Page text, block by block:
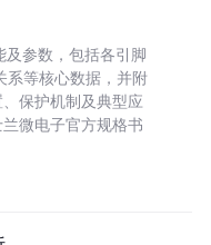
及参数，包括各引脚
系等核心数据，并附
保护机制及典型应
微电子官方规格书